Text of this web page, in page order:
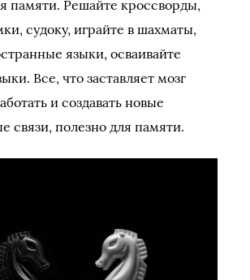
памяти. Решайте кроссворды,
судоку, играйте в шахматы,
языки, осваивайте
Все, что заставляет мозг
и создавать новые
связи, полезно для памяти.